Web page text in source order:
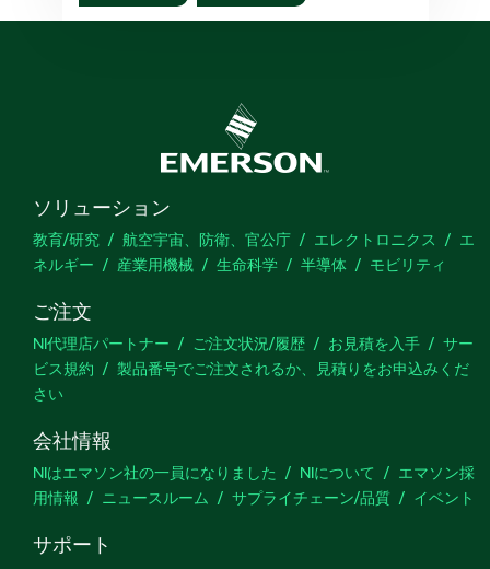
ソリューション
教育/研究 航空宇宙、防衛、官公庁 エレクトロニクス
エ
ネルギー
産業用機械 生命科学 半導体 モビリティ
ご注文
NI代理店パートナー ご注文状況/履歴 お見積を入手
サー
ビス規約
製品番号でご注文されるか、見積りをお申込みくだ
さい
会社情報
NIはエマソン社の一員になりました NIについて
エマソン採
用情報
ニュースルーム サプライチェーン/品質 イベント
サポート